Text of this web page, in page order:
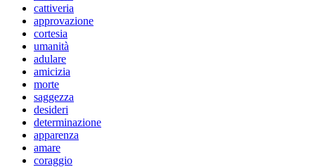
cattiveria
approvazione
cortesia
umanità
adulare
amicizia
morte
saggezza
desideri
determinazione
apparenza
amare
coraggio